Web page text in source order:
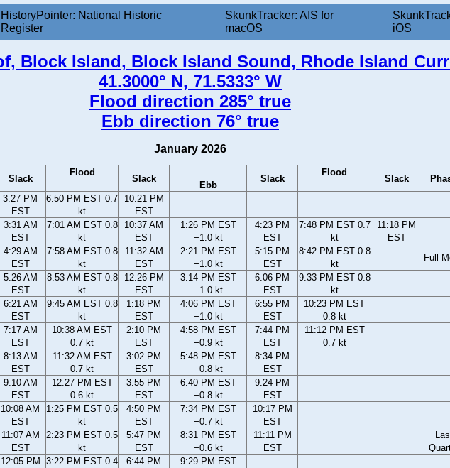
HistoryPointer: National Historic
Register
SkunkTracker: AIS for
macOS
iOS
Block Island, Block Island Sound, Rhode Island
41.3000° N, 71.5333° W
Flood direction 285° true
Ebb direction 76° true
January 2026
Slack
Flood
Slack
Ebb
Slack
Flood
Slack
3:27 PM
EST
6:50 PM EST 0.7
kt
10:21 PM
EST
3:31 AM
EST
7:01 AM EST 0.8
kt
10:37 AM
EST
1:26 PM EST
−1.0 kt
4:23 PM
EST
7:48 PM EST 0.7
kt
11:18 PM
EST
4:29 AM
EST
7:58 AM EST 0.8
kt
11:32 AM
EST
2:21 PM EST
−1.0 kt
5:15 PM
EST
8:42 PM EST 0.8
kt
Full
5:26 AM
EST
8:53 AM EST 0.8
kt
12:26 PM
EST
3:14 PM EST
−1.0 kt
6:06 PM
EST
9:33 PM EST 0.8
kt
6:21 AM
EST
9:45 AM EST 0.8
kt
1:18 PM
EST
4:06 PM EST
−1.0 kt
6:55 PM
EST
10:23 PM EST
0.8 kt
7:17 AM
EST
10:38 AM EST
0.7 kt
2:10 PM
EST
4:58 PM EST
−0.9 kt
7:44 PM
EST
11:12 PM EST
0.7 kt
8:13 AM
EST
11:32 AM EST
0.7 kt
3:02 PM
EST
5:48 PM EST
−0.8 kt
8:34 PM
EST
9:10 AM
EST
12:27 PM EST
0.6 kt
3:55 PM
EST
6:40 PM EST
−0.8 kt
9:24 PM
EST
10:08 AM
EST
1:25 PM EST 0.5
kt
4:50 PM
EST
7:34 PM EST
−0.7 kt
10:17 PM
EST
11:07 AM
EST
2:23 PM EST 0.5
kt
5:47 PM
EST
8:31 PM EST
−0.6 kt
11:11 PM
EST
12:05 PM
3:22 PM EST 0.4
6:44 PM
9:29 PM EST